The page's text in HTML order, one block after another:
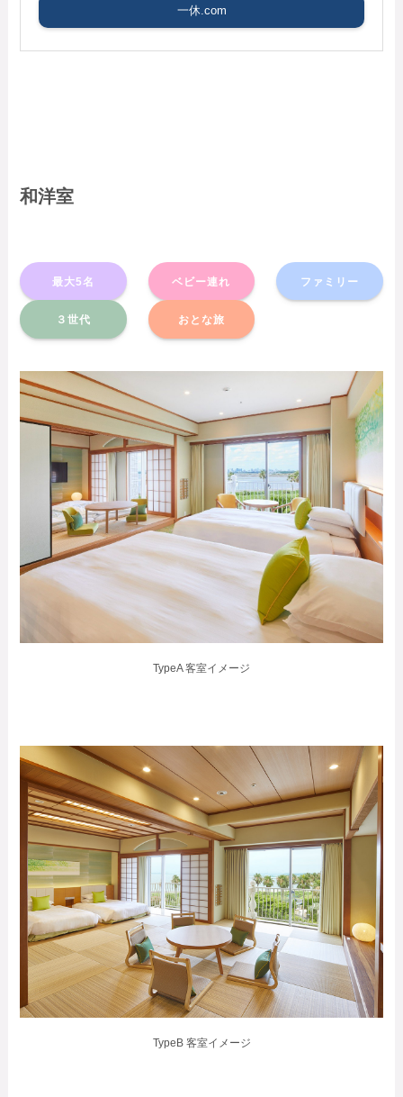
一休.com
和洋室
最大5名 ベビー連れ ファミリー
３世代 おとな旅
TypeA 客室イメージ
TypeB 客室イメージ